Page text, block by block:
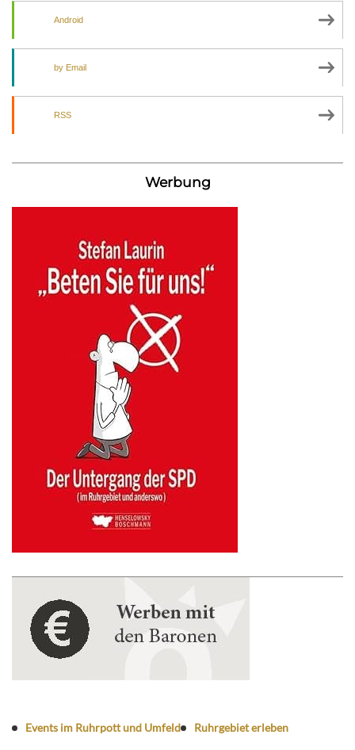
Android
by Email
RSS
Werbung
Events im Ruhrpott und Umfeld
Ruhrgebiet erleben